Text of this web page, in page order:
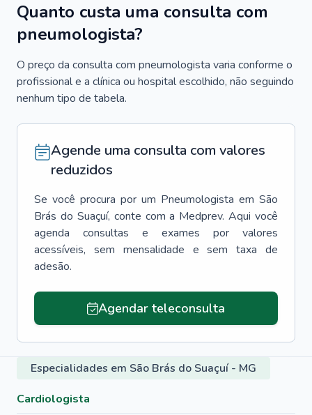
Quanto custa uma consulta com
pneumologista?
O preço da consulta com pneumologista varia conforme o
profissional e a clínica ou hospital escolhido, não seguindo
nenhum tipo de tabela.
Agende uma consulta com valores
reduzidos
Se você procura por um Pneumologista em São
Brás do Suaçuí, conte com a Medprev. Aqui você
agenda consultas e exames por valores
acessíveis, sem mensalidade e sem taxa de
adesão.
Agendar teleconsulta
Especialidades em São Brás do Suaçuí - MG
Cardiologista